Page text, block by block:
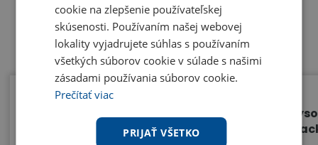
Benefity
Jedna vonkajšia jednotka - 4
vnútorné jednotky
cookie na zlepšenie používateľskej
skúsenosti. Používaním našej webovej
lokality vyjadrujete súhlas s používaním
všetkých súborov cookie v súlade s našimi
zásadami používania súborov cookie.
Prečítať viac
PRIJAŤ VŠETKO